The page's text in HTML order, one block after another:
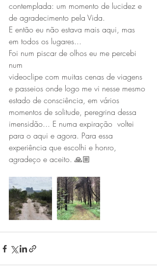
contemplada: um momento de lucidez e
de agradecimento pela Vida.
E então eu não estava mais aqui, mas
em todos os lugares...
Foi num piscar de olhos eu me percebi
num
videoclipe com muitas cenas de viagens
e passeios onde logo me vi nesse mesmo
estado de consciência, em vários
momentos de solitude, peregrina dessa
imensidão... E numa expiração  voltei
para o aqui e agora. Para essa
experiência que escolhi e honro,
agradeço e aceito. 🙏🏼